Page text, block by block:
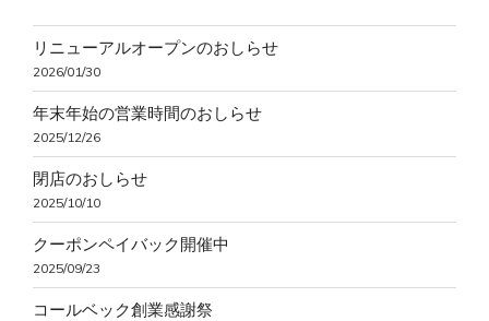
リニューアルオープンのおしらせ
2026/01/30
年末年始の営業時間のおしらせ
2025/12/26
閉店のおしらせ
2025/10/10
クーポンペイバック開催中
2025/09/23
コールベック創業感謝祭